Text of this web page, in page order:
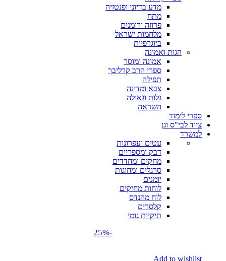
מדע בדיוני ופנטזיה
מתח
פרוזה ורומנים
מלחמות ישראל
ביוגרפיות
הגות ואמונה
אמונה ומוסר
ספרי הרב קרליבך
תפילה
צבא ומדינה
גלות וגאולה
השראה
ספרי לימוד
ציוד לבי"ס וגן
למשרד
עטים ועפרונות
דבק ומספריים
מחקים ומחדדים
סרגלים ומחוגות
יומנים
לוחות מחיקים
לוח מהנדס
קלסרים
תיקיות גומי
-25%
Add to wishlist